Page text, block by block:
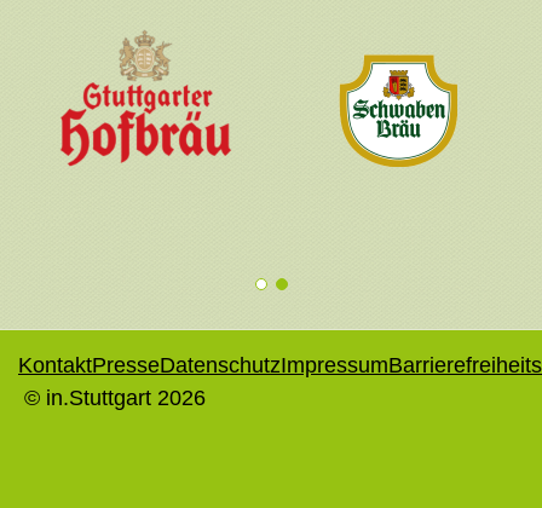
1 2
KontaktPresseDatenschutzImpressum
© in.Stuttgart 2026